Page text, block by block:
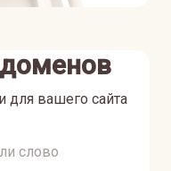
для вашего сайта